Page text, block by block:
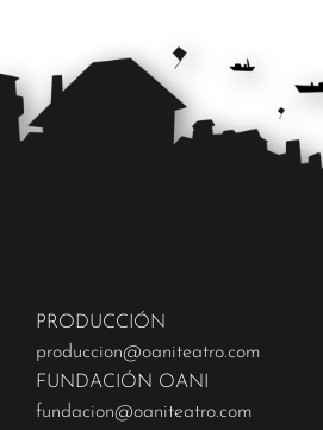
PRODUCCIÓN
produccion@oaniteatro.com
FUNDACIÓN OANI
fundacion@oaniteatro.com